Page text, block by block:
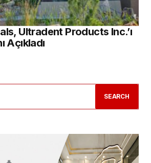
Ultradent Products Inc.’ı
Açıkladı
SEARCH